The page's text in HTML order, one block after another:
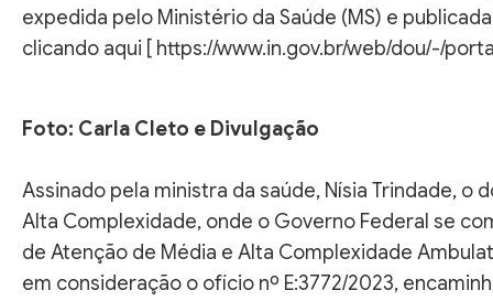
expedida pelo Ministério da Saúde (MS) e
clicando aqui [ https://www.in.gov.br/web/dou/-/
Foto: Carla Cleto e Divulgação
Assinado pela ministra da saúde, Nísia Trindade,
Alta Complexidade, onde o Governo Federal se
de Atenção de Média e Alta Complexidade
em consideração o ofício nº E:3772/2023,